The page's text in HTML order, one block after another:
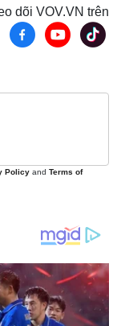
dõi VOV.VN trên
Policy and Terms of